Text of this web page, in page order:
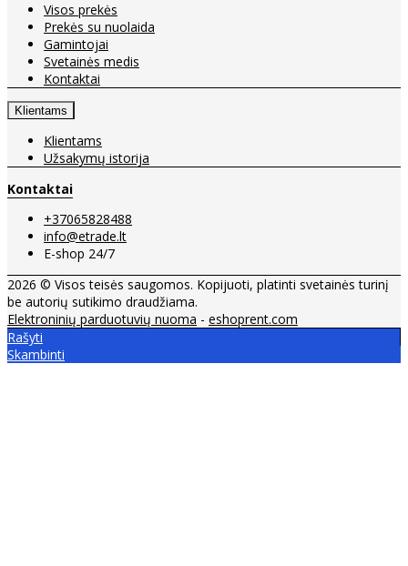
Visos prekės
Prekės su nuolaida
Gamintojai
Svetainės medis
Kontaktai
Klientams
Klientams
Užsakymų istorija
Kontaktai
+37065828488
info@etrade.lt
E-shop 24/7
2026 © Visos teisės saugomos. Kopijuoti, platinti svetainės turinį
be autorių sutikimo draudžiama.
Elektroninių parduotuvių nuoma - eshoprent.com
Rašyti
Skambinti